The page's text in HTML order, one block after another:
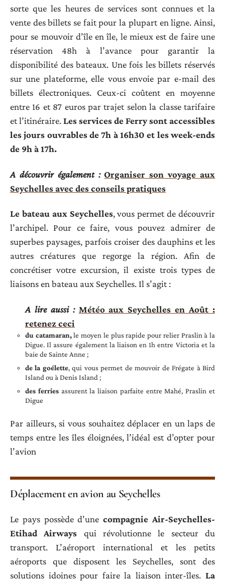
sorte que les heures de services sont connues et la
vente des billets se fait pour la plupart en ligne. Ainsi,
pour se mouvoir d’île en île, le mieux est de faire une
réservation 48h à l’avance pour garantir la
disponibilité des bateaux. Une fois les billets réservés
sur une plateforme, elle vous envoie par e-mail des
billets électroniques. Ceux-ci coûtent en moyenne
entre 16 et 87 euros par trajet selon la classe tarifaire
et l’itinéraire.Les services de Ferry sont accessibles
les jours ouvrables de 7h à 16h30 et les week-ends
de 9h à 17h.
A découvrir également : Organiser son voyage aux
Seychelles avec des conseils pratiques
Le bateau aux Seychelles, vous permet de découvrir
l’archipel. Pour ce faire, vous pouvez admirer de
superbes paysages, parfois croiser des dauphins et les
autres créatures que regorge la région. Afin de
concrétiser votre excursion, il existe trois types de
liaisons en bateau aux Seychelles. Il s’agit :
A lire aussi : Météo aux Seychelles en Août :
retenez ceci
du catamaran,le moyen le plus rapide pour relier Praslin à la
Digue. Il assure également la liaison en 1h entre Victoria et la
baie de Sainte Anne ;
de la goélette, qui vous permet de mouvoir de Frégate à Bird
Island ou à Denis Island ;
des ferriesassurent la liaison parfaite entre Mahé, Praslin et
Digue
Par ailleurs, si vous souhaitez déplacer en un laps de
temps entre les îles éloignées, l’idéal est d’opter pour
l’avion
Déplacement en avion au Seychelles
Le pays possède d’unecompagnie Air-Seychelles-
Etihad Airways qui révolutionne le secteur du
transport. L’aéroport international et les petits
aéroports que disposent les Seychelles, sont des
solutions idoines pour faire la liaison inter-îles. La